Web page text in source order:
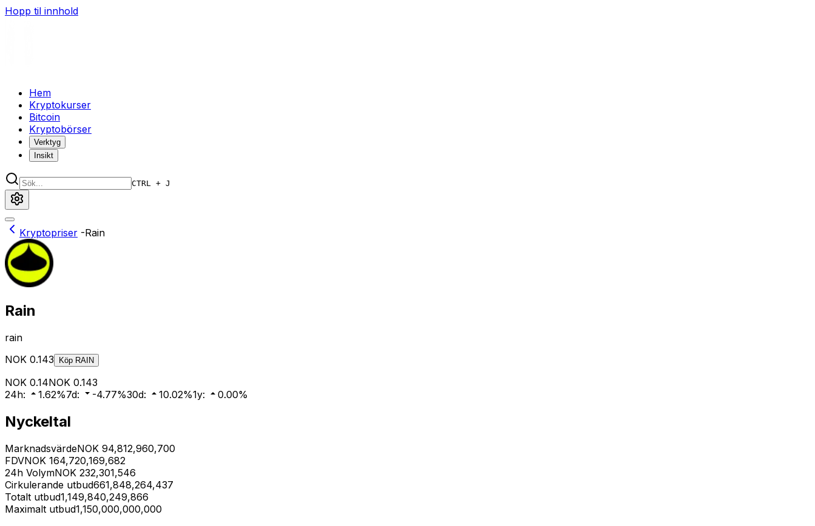
Hopp til innhold
Hem
Kryptokurser
Bitcoin
Kryptobörser
Verktyg
Insikt
CTRL + J
Kryptopriser -Rain
Rain
rain
NOK 0.143 Köp RAIN
NOK 0.14NOK 0.143
24h: 1.62%7d: -4.77%30d: 10.02%1y: 0.00%
Nyckeltal
MarknadsvärdeNOK 94,812,960,700
FDVNOK 164,720,169,682
24h VolymNOK 232,301,546
Cirkulerande utbud661,848,264,437
Totalt utbud1,149,840,249,866
Maximalt utbud1,150,000,000,000